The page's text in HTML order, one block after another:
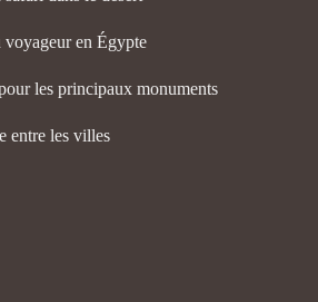
en Égypte
les principaux monuments
entre les villes